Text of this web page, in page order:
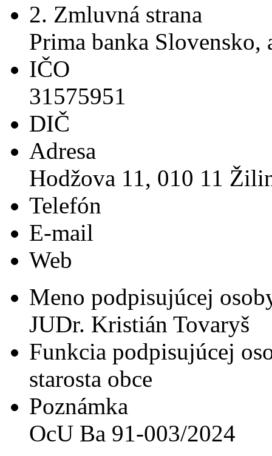
2. Zmluvná strana
Prima banka Slovensko,
IČO
31575951
DIČ
Adresa
Hodžova 11, 010 11
Telefón
E-mail
Web
Meno podpisujúcej
JUDr. Kristián Tovaryš
Funkcia podpisujúcej
starosta obce
Poznámka
OcU Ba 91-003/2024